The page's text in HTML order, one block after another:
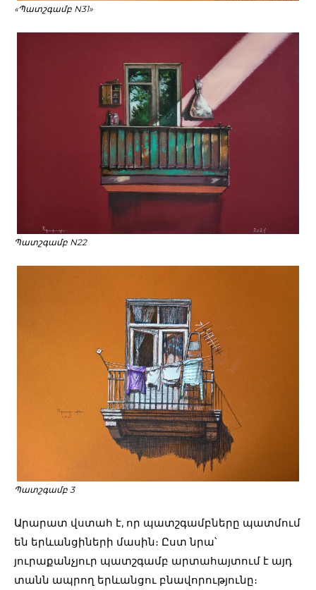
«Պատշգամբ N31»
Պատշգամբ N22
Պատշգամբ 3
Արարատ վստահ է, որ պատշգամբները պատմում
են երևանցիների մասին։ Ըստ նրա՝
յուրաքանչյուր պատշգամբ արտահայտում է այդ
տանն ապրող երևանցու բնավորությունը։